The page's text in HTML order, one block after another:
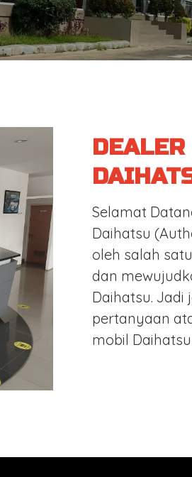
DEALER
Selamat
Daihatsu
oleh salah
dan
Daihatsu. Jadi
pertanyaan
mobil